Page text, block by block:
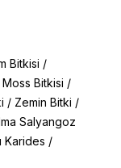
Bitkisi /
Moss Bitkisi /
/ Zemin Bitki /
Salyangoz
Karides /